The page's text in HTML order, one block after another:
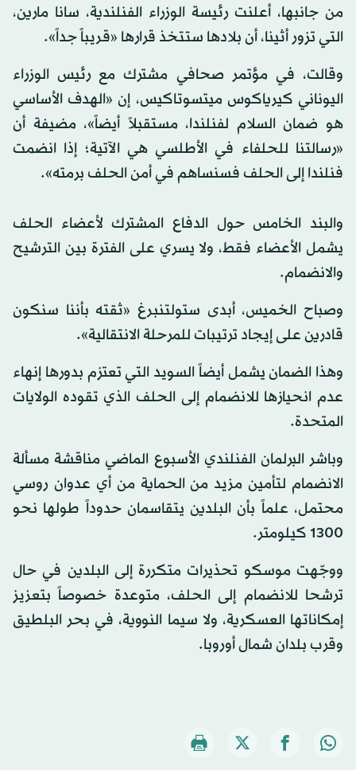
من جانبها، أعلنت رئيسة الوزراء الفنلندية، سانا مارين،
التي تزور أثينا، أن بلادها ستتخذ قرارها «قريباً جداً».
وقالت، في مؤتمر صحافي مشترك مع رئيس الوزراء
اليوناني كيرياكوس ميتسوتاكيس، إن «الهدف الأساسي
هو ضمان السلام لفنلندا، مستقبلاً أيضاً»، مضيفة أن
«رسالتنا للحلفاء في الأطلسي هي الآتية؛ إذا انضمت
فنلندا إلى الحلف فسنساهم في أمن الحلف برمته».
والبند الخامس حول الدفاع المشترك لأعضاء الحلف
يشمل الأعضاء فقط، ولا يسري على الفترة بين الترشيح
والانضمام.
وصباح الخميس، أبدى ستولتنبرغ «ثقته بأننا سنكون
قادرين على إيجاد ترتيبات للمرحلة الانتقالية».
وهذا الضمان يشمل أيضاً السويد التي تعتزم بدورها إنهاء
عدم انحيازها للانضمام إلى الحلف الذي تقوده الولايات
المتحدة.
وباشر البرلمان الفنلندي الأسبوع الماضي مناقشة مسألة
الانضمام لتأمين مزيد من الحماية من أي عدوان روسي
محتمل، علماً بأن البلدين يتقاسمان حدوداً طولها نحو
1300 كيلومتر.
ووجّهت موسكو تحذيرات متكررة إلى البلدين في حال
ترشحا للانضمام إلى الحلف، متوعدة خصوصاً بتعزيز
إمكاناتها العسكرية، ولا سيما النووية، في بحر البلطيق
وقرب بلدان شمال أوروبا.